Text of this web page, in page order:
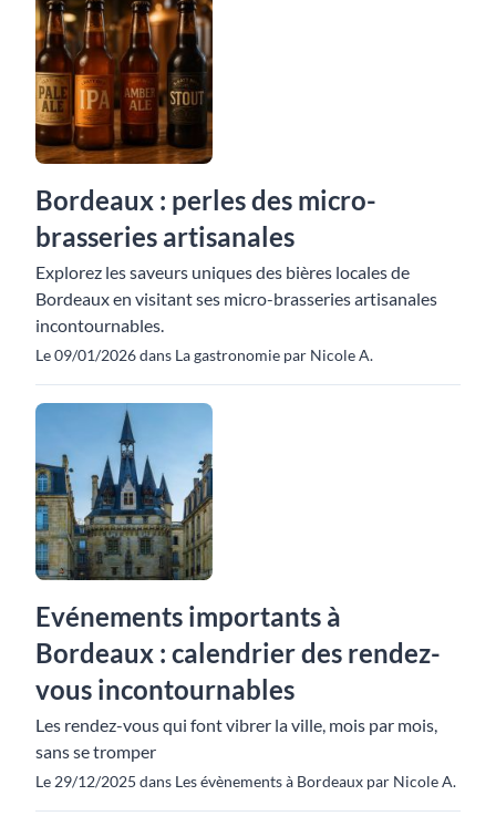
Bordeaux : perles des micro-
brasseries artisanales
Explorez les saveurs uniques des bières locales de
Bordeaux en visitant ses micro-brasseries artisanales
incontournables.
Le 09/01/2026 dans La gastronomie par Nicole A.
Evénements importants à
Bordeaux : calendrier des rendez-
vous incontournables
Les rendez-vous qui font vibrer la ville, mois par mois,
sans se tromper
Le 29/12/2025 dans Les évènements à Bordeaux par Nicole A.